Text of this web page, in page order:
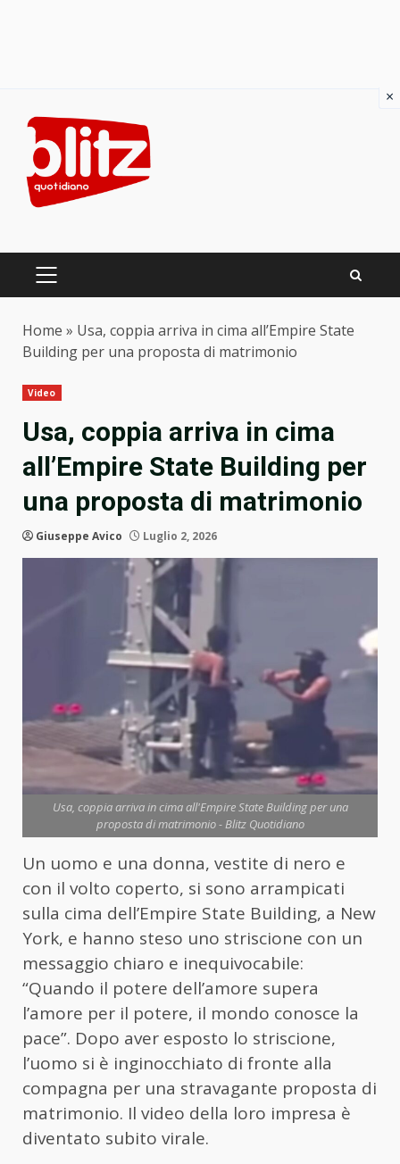
content
PRIMARY
Home » Usa, coppia arriva in cima all’Empire State
Building per una proposta di matrimonio
Video
Usa, coppia arriva in cima
all’Empire State Building per
una proposta di matrimonio
Giuseppe Avico Luglio 2, 2026
Usa, coppia arriva in cima all'Empire State Building per una
proposta di matrimonio - Blitz Quotidiano
Un uomo e una donna, vestite di nero e
con il volto coperto, si sono arrampicati
sulla cima dell’Empire State Building, a New
York, e hanno steso uno striscione con un
messaggio chiaro e inequivocabile:
“Quando il potere dell’amore supera
l’amore per il potere, il mondo conosce la
pace”. Dopo aver esposto lo striscione,
l’uomo si è inginocchiato di fronte alla
compagna per una stravagante proposta di
matrimonio. Il video della loro impresa è
diventato subito virale.
×